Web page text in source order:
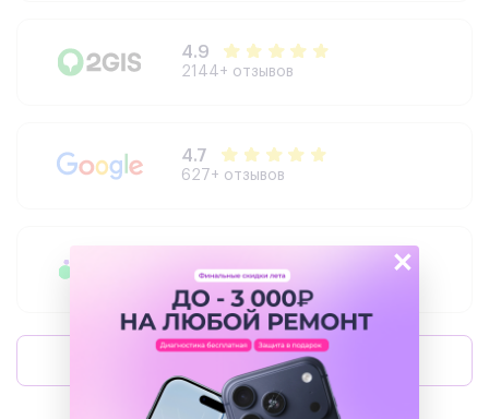
4.9
2144+ отзывов
4.7
627+ отзывов
504+ отзывов
Оставить отзыв
Написать директору
×